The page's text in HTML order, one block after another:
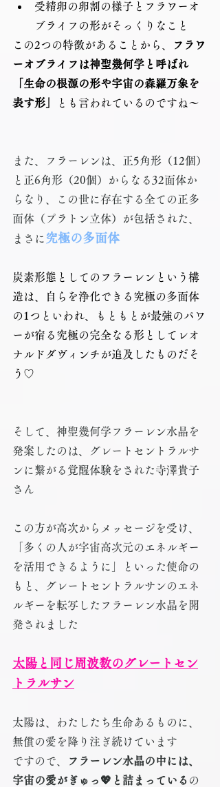
受精卵の卵割の様子とフラワーオ
ブライフの形がそっくりなこと
この2つの特徴があることから、
フラワ
ーオブライフは神聖幾何学と呼ばれ
「生命の根源の形や宇宙の森羅万象を
表す形」
とも言われているのですね～
また、フラーレンは、正5角形（12個）
と正6角形（20個）からなる32面体か
らなり、この世に存在する全ての正多
面体（プラトン立体）が包括された、
まさに 究極の多面体
炭素形態としてのフラーレンという構
造は、自らを浄化できる究極の多面体
の1つといわれ、もともとが最強のパワ
ーが宿る究極の完全なる形としてレオ
ナルドダヴィンチが追及したものだそ
う♡
そして、神聖幾何学フラーレン水晶を
発案したのは、グレートセントラルサ
ンに繋がる覚醒体験をされた寺澤貴子
さん
この方が高次からメッセージを受け、
「多くの人が宇宙高次元のエネルギー
を活用できるように」といった使命の
もと、グレートセントラルサンのエネ
ルギーを転写したフラーレン水晶を開
発されました
太陽と同じ周波数のグレートセン
トラルサン
太陽は、わたしたち生命あるものに、
無償の愛を降り注ぎ続けています
ですので、
フラーレン水晶の中には、
宇宙の愛がぎゅっ💖と詰まっている の